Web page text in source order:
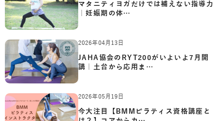
マタニティヨガだけでは補えない指導力
｜妊娠期の体…
2026年04月13日
JAHA協会のRYT200がいよいよ7月開
講｜土台から応用ま…
2026年05月19日
今大注目【BMMピラティス資格講座と